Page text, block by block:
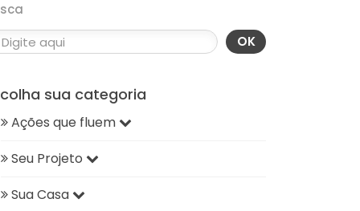
OK
sua categoria
Ações que fluem
Seu Projeto
Sua Casa